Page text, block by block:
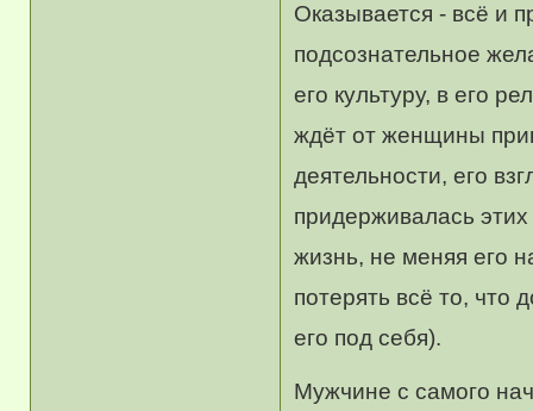
Оказывается - всё и
подсознательное
его культуру, в его
ждёт от женщины
деятельности, его
придерживалась
жизнь, не меняя его
потерять всё то, что
его под себя).
Мужчине с самого